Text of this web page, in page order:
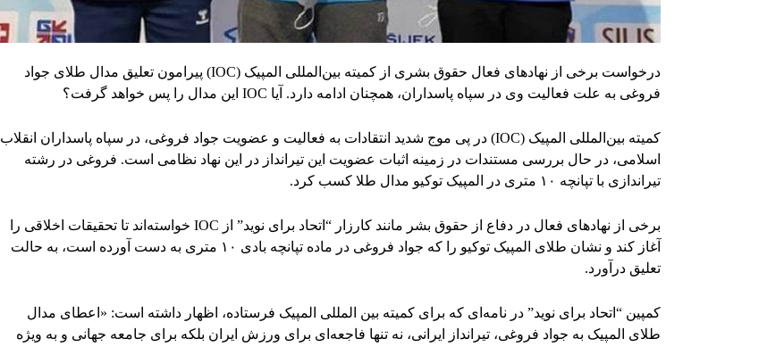
درخواست برخی از نهادهای فعال حقوق بشری از کمیته بین‌المللی المپیک (IOC) پیرامون تعلیق مدال طلای جواد
فروغی به علت فعالیت وی در سپاه پاسداران، همچنان ادامه دارد. آیا IOC این مدال را پس خواهد گرفت؟
کمیته بین‌المللی المپیک (IOC) در پی موج شدید انتقادات به فعالیت و عضویت جواد فروغی، در سپاه پاسداران انقلاب
اسلامی، در حال بررسی مستندات در زمینه اثبات عضویت این تیرانداز در این نهاد نظامی است. فروغی در رشته
تیراندازی با تپانچه ۱۰ متری در المپیک توکیو مدال طلا کسب کرد.
برخی از نهادهای فعال در دفاع از حقوق بشر مانند کارزار “اتحاد برای نوید” از IOC خواسته‌اند تا تحقیقات اخلاقی را
آغاز کند و نشان طلای المپیک توکیو را که جواد فروغی در ماده تپانچه بادی ۱۰ متری به دست آورده است، به حالت
تعلیق درآورد.
کمپین “اتحاد برای نوید” در نامه‌ای که برای کمیته بین المللی المپیک فرستاده، اظهار داشته است: «اعطای مدال
طلای المپیک به جواد فروغی، تیرانداز ایرانی، نه تنها فاجعه‌ای برای ورزش ایران بلکه برای جامعه جهانی و به ویژه